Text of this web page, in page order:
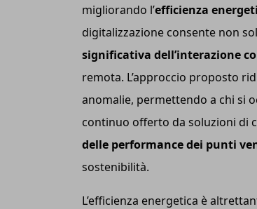
migliorando l’efficienza
digitalizzazione consente non
significativa dell’interazione
remota. L’approccio proposto
anomalie, permettendo a chi si
continuo offerto da soluzioni di
delle performance dei punti
sostenibilità.
L’efficienza energetica è